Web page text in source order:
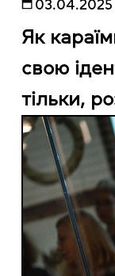
03.04.2025
Як
свою
тільки,
Юрій